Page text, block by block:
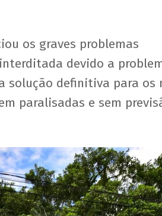
os graves problemas
devido a
solução definitiva para os
paralisadas e sem